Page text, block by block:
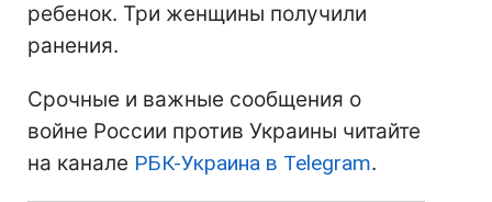
ребенок. Три женщины получили
ранения.
Срочные и важные сообщения о
войне России против Украины читайте
на канале РБК-Украина в Telegram.